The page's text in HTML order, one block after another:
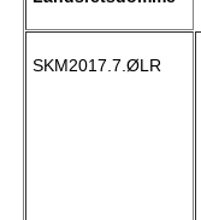
SKM2017.7.ØLR